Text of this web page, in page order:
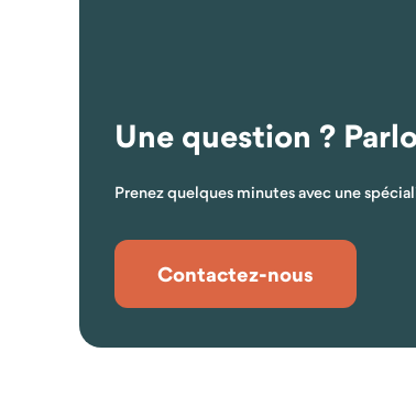
Une question ?
Prenez quelques minutes avec une
Contactez-nous